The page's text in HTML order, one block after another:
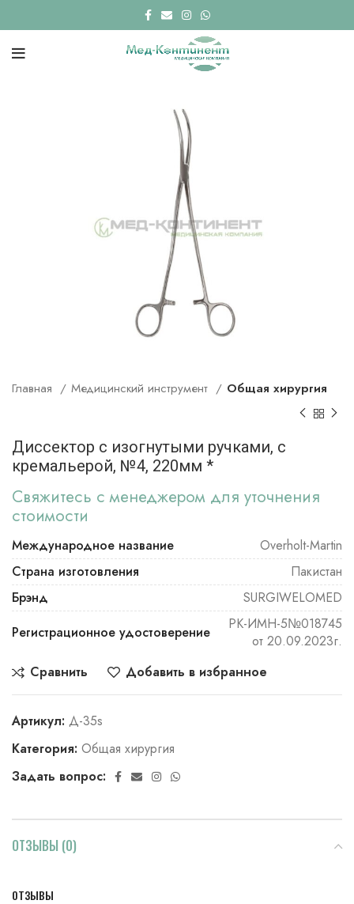
Главная Медицинский инструмент Общая хирургия
Диссектор с изогнутыми ручками, с
кремальерой, №4, 220мм *
Свяжитесь с менеджером для уточнения
стоимости
Международное название
Overholt-Martin
Страна изготовления
Пакистан
Брэнд
SURGIWELOMED
Регистрационное удостоверение
РК-ИМН-5№018745
от 20.09.2023г.
Сравнить
Добавить в избранное
Артикул: Д-35s
Категория: Общая хирургия
Задать вопрос:
ОТЗЫВЫ (0)
ОТЗЫВЫ